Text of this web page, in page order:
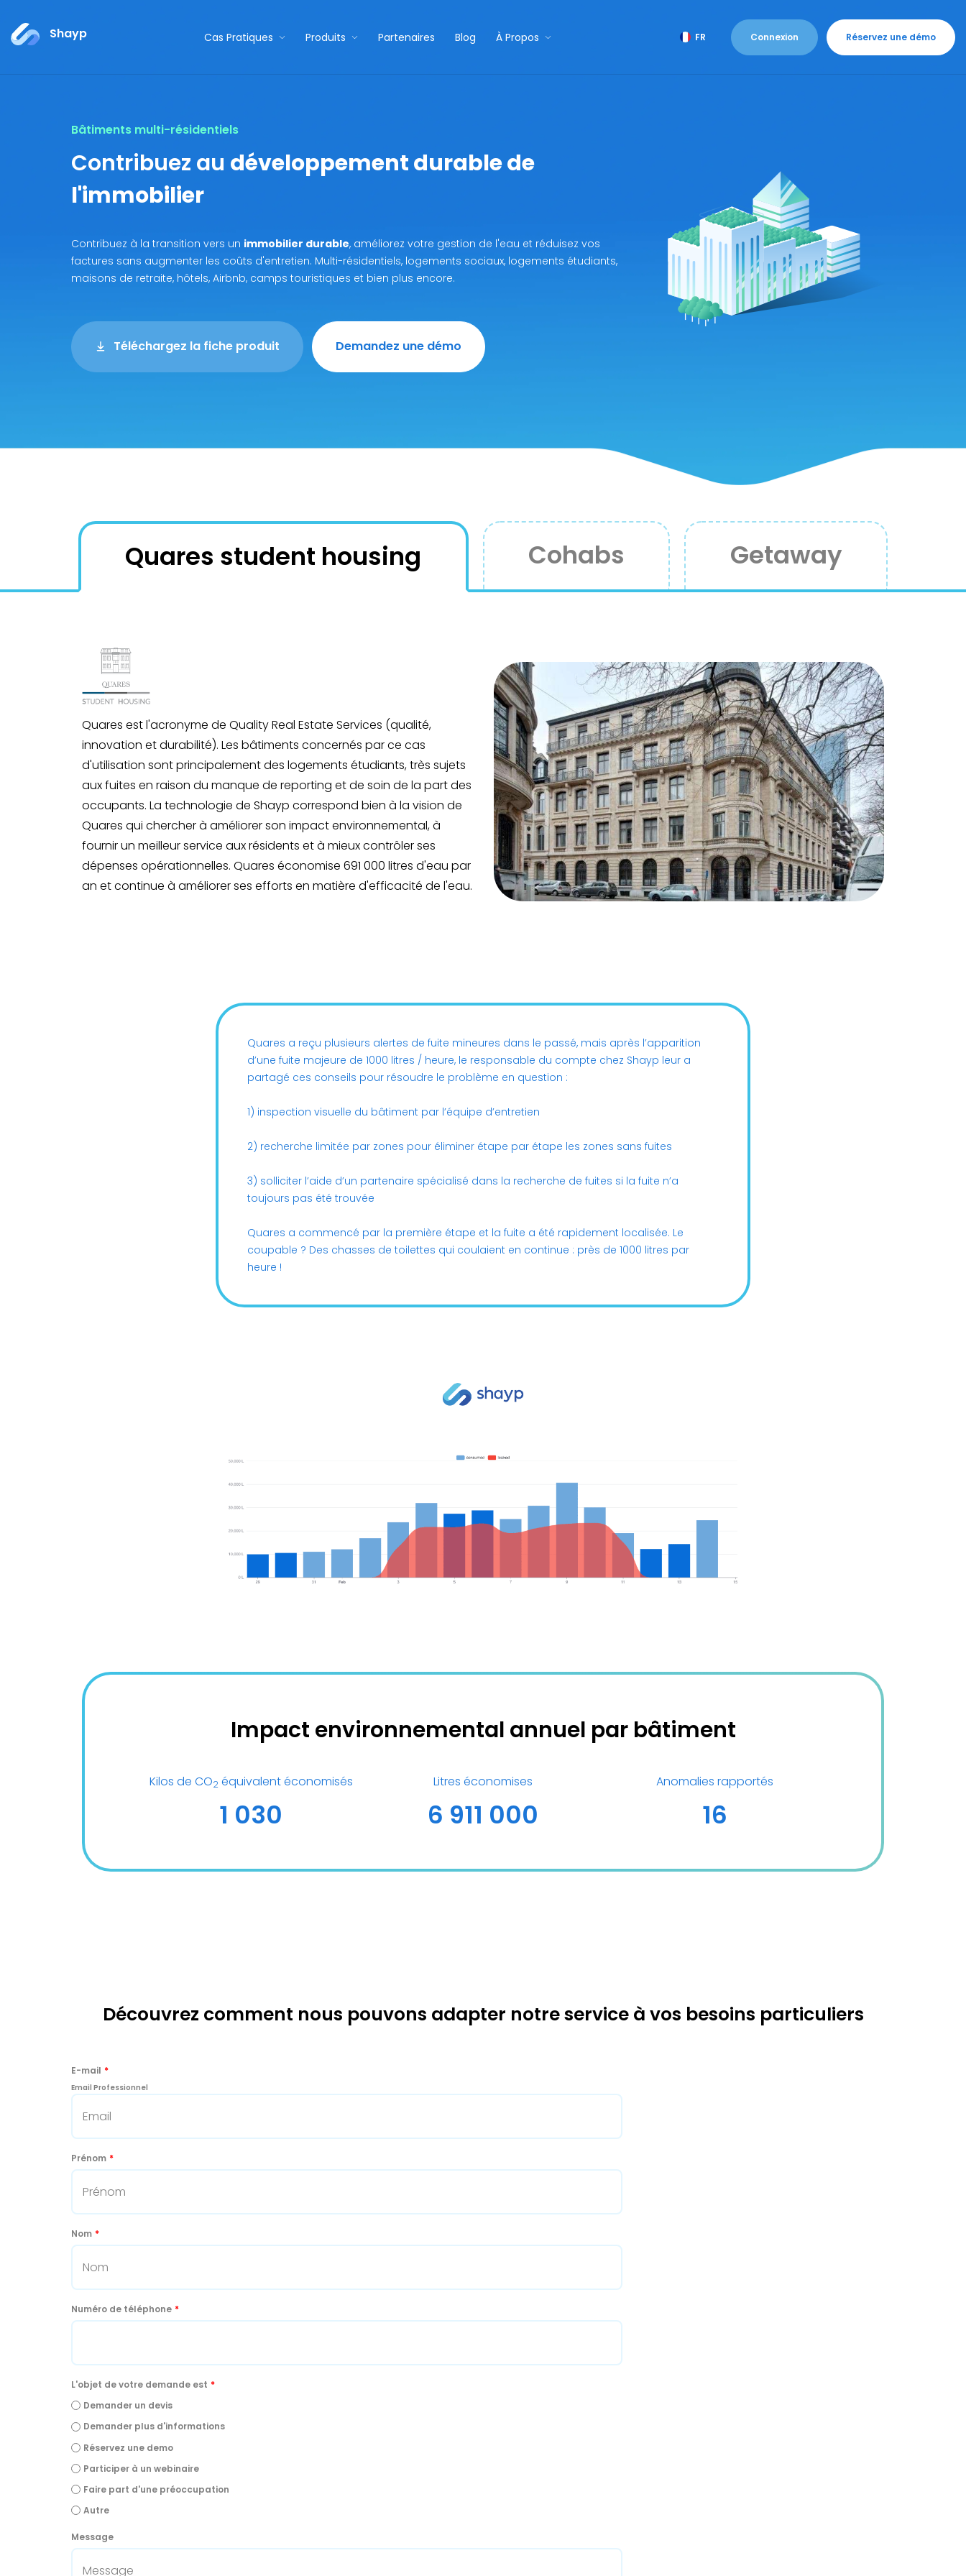
Shayp Cas Pratiques Produits Partenaires Blog À Propos FR Connexion Réservez une démo
Bâtiments multi-résidentiels
Contribuez au développement durable de
l'immobilier
Contribuez à la transition vers un immobilier durable, améliorez votre gestion de l'eau et réduisez vos
factures sans augmenter les coûts d'entretien. Multi-résidentiels, logements sociaux, logements étudiants,
maisons de retraite, hôtels, Airbnb, camps touristiques et bien plus encore.
Téléchargez la fiche produit Demandez une démo
Quares student housing
Quares est l'acronyme de Quality Real Estate Services (qualité,
innovation et durabilité). Les bâtiments concernés par ce cas
d'utilisation sont principalement des logements étudiants, très sujets
aux fuites en raison du manque de reporting et de soin de la part des
occupants. La technologie de Shayp correspond bien à la vision de
Quares qui chercher à améliorer son impact environnemental, à
fournir un meilleur service aux résidents et à mieux contrôler ses
dépenses opérationnelles. Quares économise 691 000 litres d'eau par
an et continue à améliorer ses efforts en matière d'efficacité de l'eau.
Quares a reçu plusieurs alertes de fuite mineures dans le passé, mais après l’apparition
d’une fuite majeure de 1000 litres / heure, le responsable du compte chez Shayp leur a
partagé ces conseils pour résoudre le problème en question :
1) inspection visuelle du bâtiment par l’équipe d’entretien
2) recherche limitée par zones pour éliminer étape par étape les zones sans fuites
3) solliciter l’aide d’un partenaire spécialisé dans la recherche de fuites si la fuite n’a
toujours pas été trouvée
Quares a commencé par la première étape et la fuite a été rapidement localisée. Le
coupable ? Des chasses de toilettes qui coulaient en continue : près de 1000 litres par
heure !
Impact environnemental annuel par bâtiment
Kilos de CO2 équivalent économisés
1 030
Litres économises
6 911 000
Anomalies rapportés
16
Cohabs Getaway
Découvrez comment nous pouvons adapter notre service à vos besoins particuliers
E-mail *
Email Professionnel
Prénom *
Nom *
Numéro de téléphone *
L'objet de votre demande est *
Demander un devis
Demander plus d'informations
Réservez une demo
Participer à un webinaire
Faire part d'une préoccupation
Autre
Message